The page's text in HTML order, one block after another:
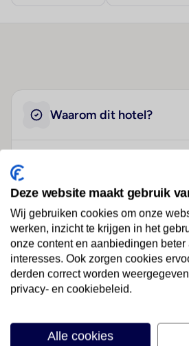
Waarom dit hotel?
Gelegen in Tunis
Faciliteiten
Geen faciliteiten beschikbaar
Lees meer
Deze website maakt gebruik
Wij gebruiken cookies om onze
werken, inzicht te krijgen in het
onze content en aanbiedingen
interesses. Ook zorgen cookies
derden correct worden
privacy- en cookiebeleid.
Alle cookies